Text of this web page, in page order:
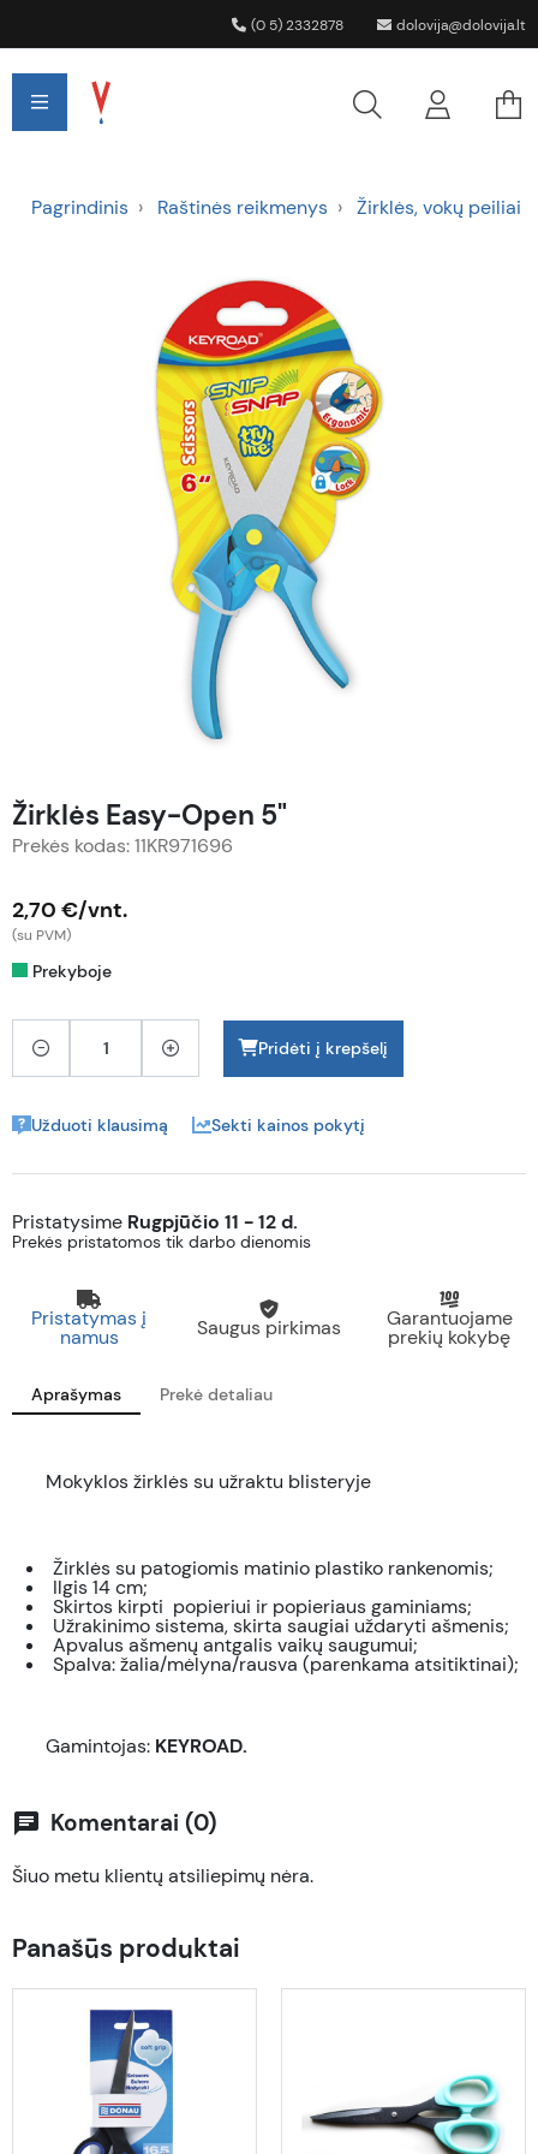
(0 5) 2332878 dolovija@dolovija.lt
Pagrindinis Raštinės reikmenys Žirklės, vokų peiliai
Žirklės Easy-Open 5"
Prekės kodas: 11KR971696
2,70 €/vnt.
(su PVM)
Prekyboje
Pridėti į krepšelį
Užduoti klausimą Sekti kainos pokytį
Pristatysime Rugpjūčio 11 - 12 d.
Prekės pristatomos tik darbo dienomis
Pristatymas į
namus Saugus pirkimas Garantuojame
prekių kokybę
Aprašymas Prekė detaliau
Mokyklos žirklės su užraktu blisteryje
Žirklės su patogiomis matinio plastiko rankenomis;
Ilgis 14 cm;
Skirtos kirpti popieriui ir popieriaus gaminiams;
Užrakinimo sistema, skirta saugiai uždaryti ašmenis;
Apvalus ašmenų antgalis vaikų saugumui;
Spalva: žalia/mėlyna/rausva (parenkama atsitiktinai);
Gamintojas: KEYROAD.
chat Komentarai (0)
Šiuo metu klientų atsiliepimų nėra.
Panašūs produktai